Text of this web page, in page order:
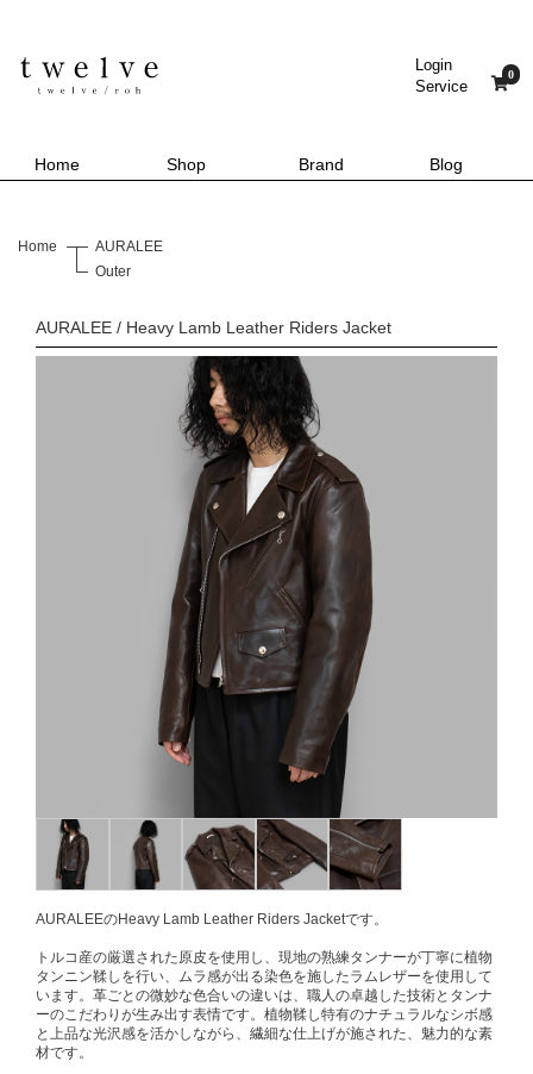
Login
Service
0
Home Shop Brand Blog
Home
AURALEE
Outer
AURALEE / Heavy Lamb Leather Riders Jacket
AURALEEのHeavy Lamb Leather Riders Jacketです。
トルコ産の厳選された原皮を使用し、現地の熟練タンナーが丁寧に植物
タンニン鞣しを行い、ムラ感が出る染色を施したラムレザーを使用して
います。革ごとの微妙な色合いの違いは、職人の卓越した技術とタンナ
ーのこだわりが生み出す表情です。植物鞣し特有のナチュラルなシボ感
と上品な光沢感を活かしながら、繊細な仕上げが施された、魅力的な素
材です。